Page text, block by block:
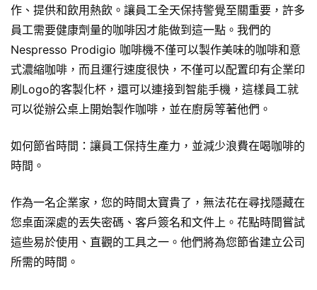
作、提供和飲用熱飲。讓員工全天保持警覺至關重要，許多
員工需要健康劑量的咖啡因才能做到這一點。我們的
Nespresso Prodigio 咖啡機不僅可以製作美味的咖啡和意
式濃縮咖啡，而且運行速度很快，不僅可以配置印有企業印
刷Logo的客製化杯 ，還可以連接到智能手機，這樣員工就
可以從辦公桌上開始製作咖啡，並在廚房等著他們。
如何節省時間：讓員工保持生產力，並減少浪費在喝咖啡的
時間。
作為一名企業家，您的時間太寶貴了，無法花在尋找隱藏在
您桌面深處的丟失密碼、客戶簽名和文件上。花點時間嘗試
這些易於使用、直觀的工具之一。他們將為您節省建立公司
所需的時間。